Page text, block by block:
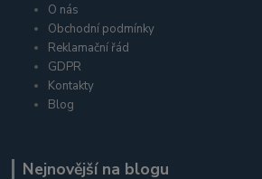
O nás
Obchodní podmínky
Reklamační řád
GDPR
Kontakty
Blog
Nejnovější na blogu